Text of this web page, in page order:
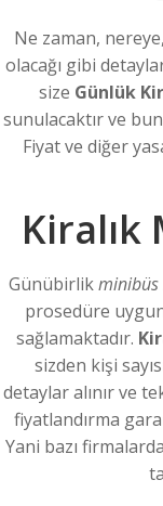
Ne zaman,
olacağı gibi
size Günlük
sunulacaktır ve
Fiyat ve diğer
Kiralık
Günübirlik
prosedüre
sağlamaktadır.
sizden kişi
detaylar alınır ve
fiyatlandırma
Yani bazı